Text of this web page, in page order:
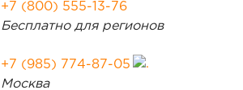
+7 (800) 555-13-76
Бесплатно для регионов
+7 (985) 774-87-05
Москва